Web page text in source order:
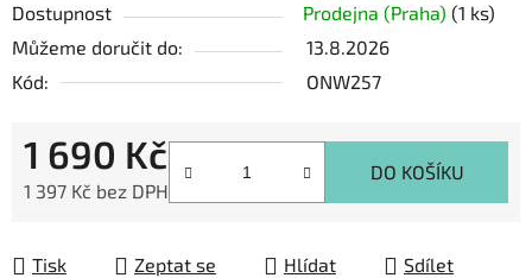
Dostupnost Prodejna (Praha) (1 ks)
Můžeme doručit do:
13.8.2026
Kód:
ONW257
1 690 Kč
1 397 Kč bez DPH
DO KOŠÍKU
Tisk Zeptat se Hlídat Sdílet